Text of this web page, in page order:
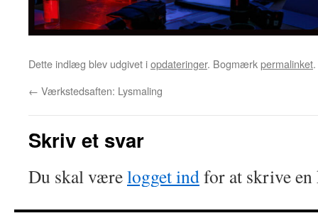
Dette indlæg blev udgivet iopdateringer. Bogmærkpermalinket.
← Værkstedsaften: Lysmaling
Skriv et svar
Du skal værelogget indfor at skrive en